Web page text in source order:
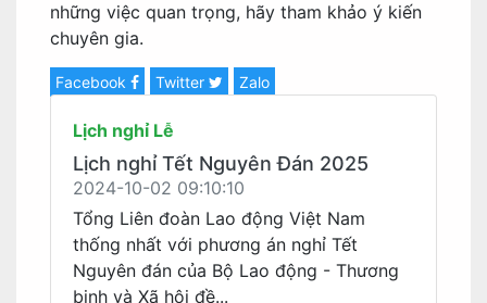
những việc quan trọng, hãy tham khảo ý kiến
chuyên gia.
Facebook Twitter Zalo
Lịch nghỉ Lễ
Lịch nghỉ Tết Nguyên Đán 2025
2024-10-02 09:10:10
Tổng Liên đoàn Lao động Việt Nam
thống nhất với phương án nghỉ Tết
Nguyên đán của Bộ Lao động - Thương
binh và Xã hội đề...